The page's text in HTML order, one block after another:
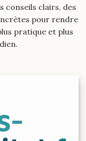
conseils clairs, des
pour rendre
pratique et plus